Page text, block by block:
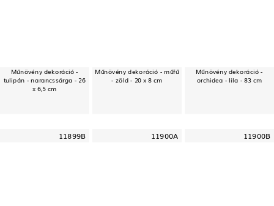
Műnövény dekoráció -
tulipán - narancssárga - 26
x 6,5 cm
Műnövény dekoráció - műfű
- zöld - 20 x 8 cm
Műnövény dekoráció -
orchidea - lila - 83 cm
11899B 11900A 11900B